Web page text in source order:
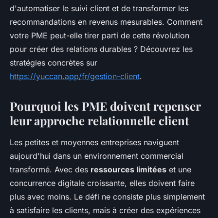
d'automatiser le suivi client et de transformer les
recommandations en revenus mesurables. Comment
votre PME peut-elle tirer parti de cette révolution
pour créer des relations durables ? Découvrez les
stratégies concrètes sur
https://yuccan.app/fr/gestion-client.
Pourquoi les PME doivent repenser
leur approche relationnelle client
Les petites et moyennes entreprises naviguent
aujourd'hui dans un environnement commercial
transformé. Avec des ressources limitées et une
concurrence digitale croissante, elles doivent faire
plus avec moins. Le défi ne consiste plus simplement
à satisfaire les clients, mais à créer des expériences